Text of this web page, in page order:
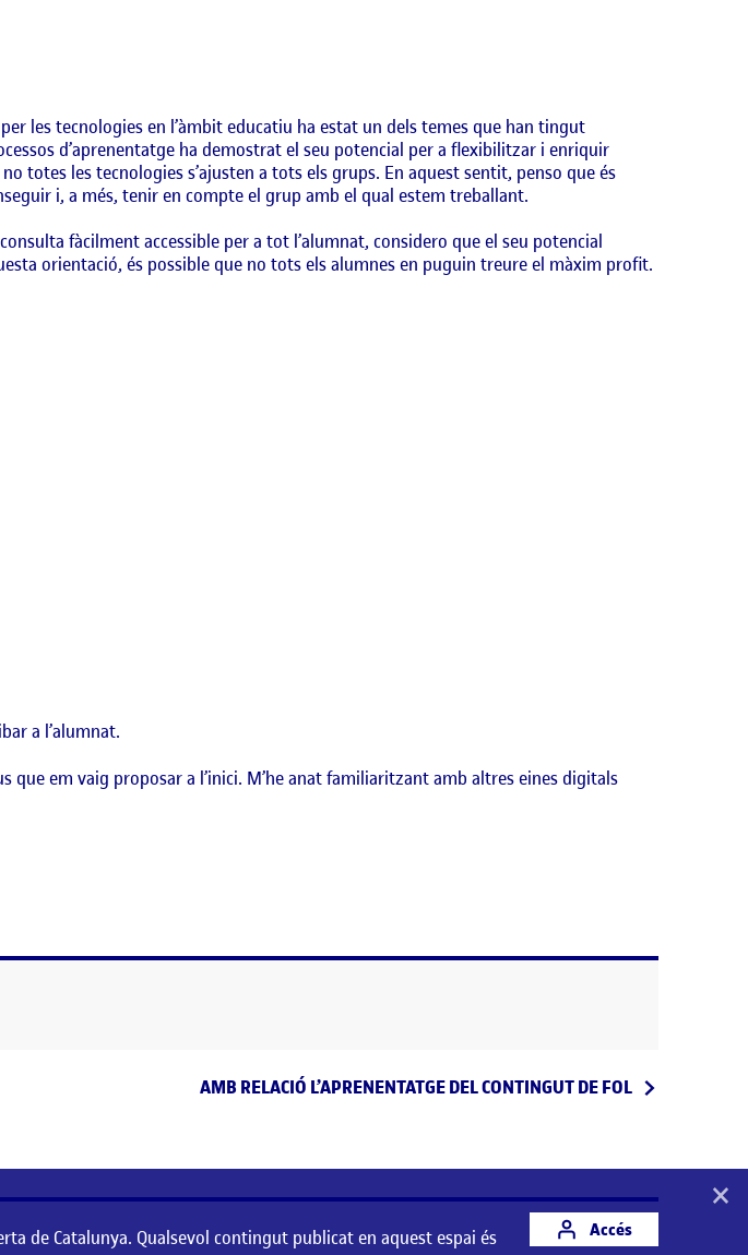
les tecnologies en l’àmbit educatiu ha estat un dels temes que han tingut
d’aprenentatge ha demostrat el seu potencial per a flexibilitzar i enriquir
totes les tecnologies s’ajusten a tots els grups. En aquest sentit, penso que és
i, a més, tenir en compte el grup amb el qual estem treballant.
fàcilment accessible per a tot l’alumnat, considero que el seu potencial
orientació, és possible que no tots els alumnes en puguin treure el màxim profit.
a l’alumnat.
em vaig proposar a l’inici. M’he anat familiaritzant amb altres eines digitals
Entrada següent
AMB RELACIÓ L’APRENENTATGE DEL CONTINGUT DE FOL
de Catalunya. Qualsevol contingut publicat en aquest espai és
Accés
×